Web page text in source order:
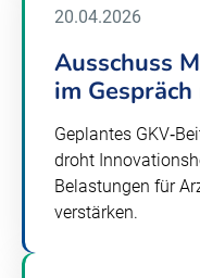
20.04.2026
Ausschuss
im
Geplantes
droht
Belastungen für
verstärken.